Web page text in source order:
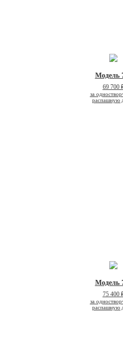
Модель
69 700
за
распашную
Модель
75 400
за
распашную